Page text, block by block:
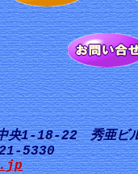
央1-18-22 秀亜ビ
5330